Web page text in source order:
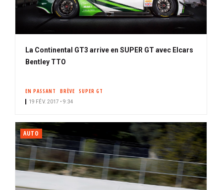
La Continental GT3 arrive en SUPER GT avec EIcars
Bentley TTO
EN PASSANT BRÈVE SUPER GT
19 FÉV. 2017 • 9:34
AUTO